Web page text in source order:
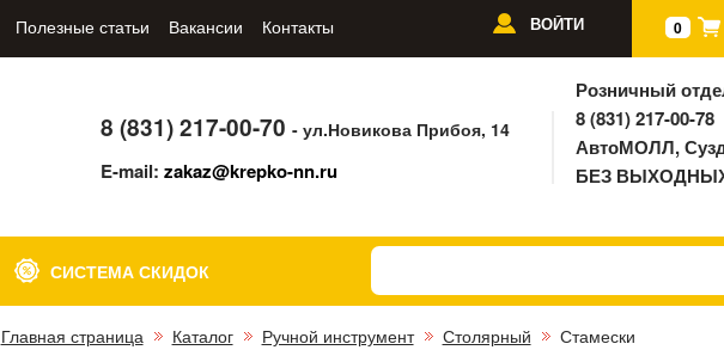
Полезные статьи Вакансии Контакты 0
ВОЙТИ
8 (831) 217-00-70- ул.Новикова Прибоя, 14
E-mail:zakaz@krepko-nn.ru
Розничный
8 (831) 217-00-78
АвтоМОЛЛ,
БЕЗ
СИСТЕМА СКИДОК
Главная страница Каталог Ручной инструмент Столярный Стамески